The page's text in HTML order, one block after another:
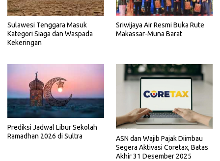
Sulawesi Tenggara Masuk
Kategori Siaga dan Waspada
Kekeringan
Sriwijaya Air Resmi Buka Rute
Makassar-Muna Barat
Prediksi Jadwal Libur Sekolah
Ramadhan 2026 di Sultra
ASN dan Wajib Pajak Diimbau
Segera Aktivasi Coretax, Batas
Akhir 31 Desember 2025